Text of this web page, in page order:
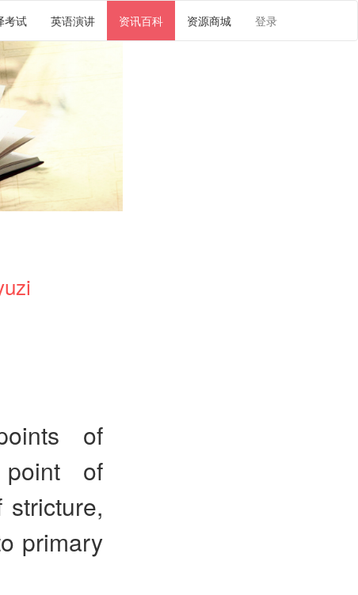
考试 英语演讲 资讯百科 资源商城 登录
of
of
primary